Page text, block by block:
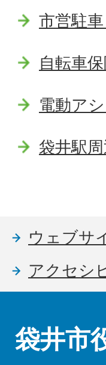
市営駐
自転車
電動ア
袋井駅
ウェブサ
アクセシ
袋井市